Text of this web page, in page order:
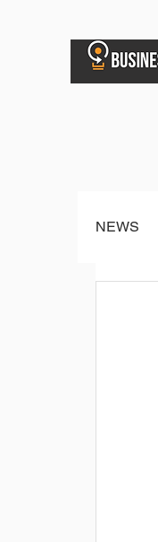
NEWS